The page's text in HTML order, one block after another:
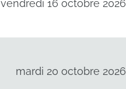
vendredi 16 octobre 2026
mardi 20 octobre 2026